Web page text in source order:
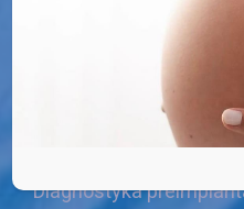
Zapłodnienie in vitro (IVF)
Diagnostyka